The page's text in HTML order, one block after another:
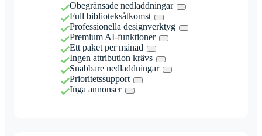
Obegränsade nedladdningar
Full biblioteksåtkomst
Professionella designverktyg
Premium AI-funktioner
Ett paket per månad
Ingen attribution krävs
Snabbare nedladdningar
Prioritetssupport
Inga annonser